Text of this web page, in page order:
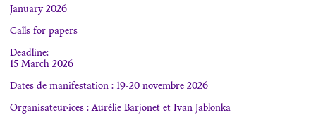
January 2026
Calls for papers
Deadline:
15 March 2026
Dates de manifestation : 19-20 novembre 2026
Organisateur·ices : Aurélie Barjonet et Ivan Jablonka